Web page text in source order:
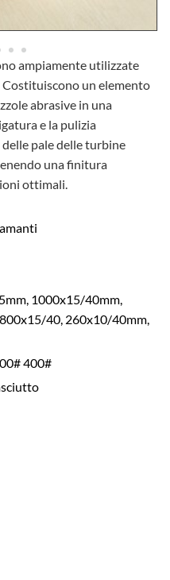
ampiamente utilizzate
un elemento
abrasive in una
e la pulizia
pale delle turbine
una finitura
ottimali.
1000x15/40mm,
40, 260x10/40mm,
400#